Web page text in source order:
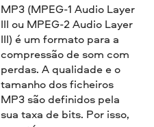
MP3 (MPEG-1 Audio Layer
III ou MPEG-2 Audio Layer
III) é um formato para a
compressão de som com
perdas. A qualidade e o
tamanho dos ficheiros
MP3 são definidos pela
sua taxa de bits. Por isso,